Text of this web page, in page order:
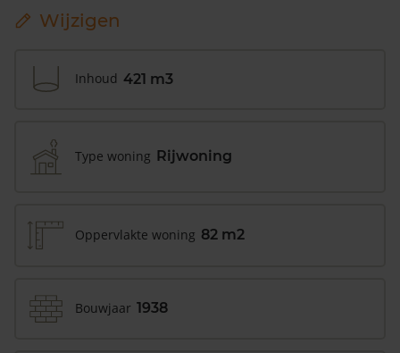
Wijzigen
Inhoud 421 m3
Type woning Rijwoning
Oppervlakte woning 82 m2
Bouwjaar 1938